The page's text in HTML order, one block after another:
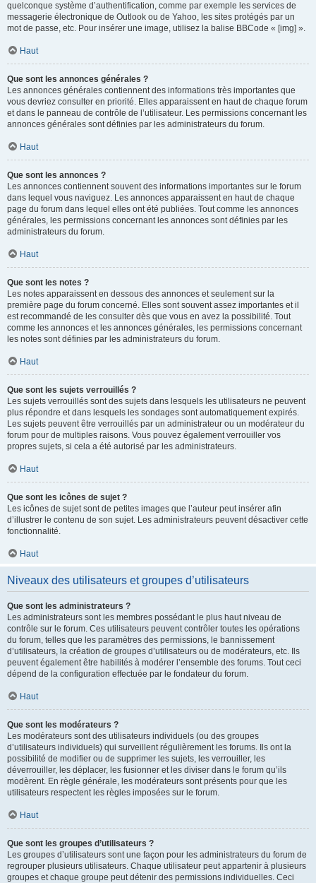
quelconque système d’authentification, comme par exemple les services de
messagerie électronique de Outlook ou de Yahoo, les sites protégés par un
mot de passe, etc. Pour insérer une image, utilisez la balise BBCode « [img] ».
Haut
Que sont les annonces générales ?
Les annonces générales contiennent des informations très importantes que
vous devriez consulter en priorité. Elles apparaissent en haut de chaque forum
et dans le panneau de contrôle de l’utilisateur. Les permissions concernant les
annonces générales sont définies par les administrateurs du forum.
Haut
Que sont les annonces ?
Les annonces contiennent souvent des informations importantes sur le forum
dans lequel vous naviguez. Les annonces apparaissent en haut de chaque
page du forum dans lequel elles ont été publiées. Tout comme les annonces
générales, les permissions concernant les annonces sont définies par les
administrateurs du forum.
Haut
Que sont les notes ?
Les notes apparaissent en dessous des annonces et seulement sur la
première page du forum concerné. Elles sont souvent assez importantes et il
est recommandé de les consulter dès que vous en avez la possibilité. Tout
comme les annonces et les annonces générales, les permissions concernant
les notes sont définies par les administrateurs du forum.
Haut
Que sont les sujets verrouillés ?
Les sujets verrouillés sont des sujets dans lesquels les utilisateurs ne peuvent
plus répondre et dans lesquels les sondages sont automatiquement expirés.
Les sujets peuvent être verrouillés par un administrateur ou un modérateur du
forum pour de multiples raisons. Vous pouvez également verrouiller vos
propres sujets, si cela a été autorisé par les administrateurs.
Haut
Que sont les icônes de sujet ?
Les icônes de sujet sont de petites images que l’auteur peut insérer afin
d’illustrer le contenu de son sujet. Les administrateurs peuvent désactiver cette
fonctionnalité.
Haut
Niveaux des utilisateurs et groupes d’utilisateurs
Que sont les administrateurs ?
Les administrateurs sont les membres possédant le plus haut niveau de
contrôle sur le forum. Ces utilisateurs peuvent contrôler toutes les opérations
du forum, telles que les paramètres des permissions, le bannissement
d’utilisateurs, la création de groupes d’utilisateurs ou de modérateurs, etc. Ils
peuvent également être habilités à modérer l’ensemble des forums. Tout ceci
dépend de la configuration effectuée par le fondateur du forum.
Haut
Que sont les modérateurs ?
Les modérateurs sont des utilisateurs individuels (ou des groupes
d’utilisateurs individuels) qui surveillent régulièrement les forums. Ils ont la
possibilité de modifier ou de supprimer les sujets, les verrouiller, les
déverrouiller, les déplacer, les fusionner et les diviser dans le forum qu’ils
modèrent. En règle générale, les modérateurs sont présents pour que les
utilisateurs respectent les règles imposées sur le forum.
Haut
Que sont les groupes d’utilisateurs ?
Les groupes d’utilisateurs sont une façon pour les administrateurs du forum de
regrouper plusieurs utilisateurs. Chaque utilisateur peut appartenir à plusieurs
groupes et chaque groupe peut détenir des permissions individuelles. Ceci